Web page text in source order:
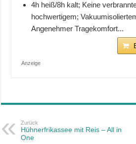
4h heiß/8h kalt; Keine
hochwertigem;
Angenehmer Tragekomfort...
Anzeige
Zurück
Hühnerfrikassee mit Reis – All in
One